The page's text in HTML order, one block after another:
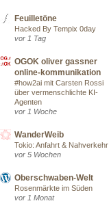
Feuilletöne
Hacked By Tempix 0day
vor 1 Tag
OGOK oliver gassner
online-kommunikation
#how2ai mit Carsten Rossi
über vermenschlichte KI-
Agenten
vor 1 Woche
WanderWeib
Tokio: Anfahrt & Nahverkehr
vor 5 Wochen
Oberschwaben-Welt
Rosenmärkte im Süden
vor 1 Monat